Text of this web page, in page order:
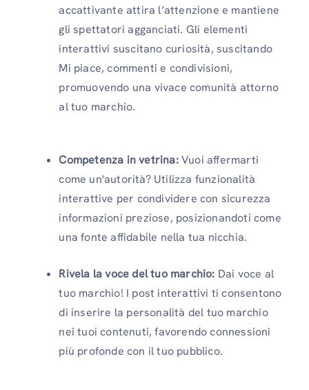
accattivante attira l’attenzione e mantiene
gli spettatori agganciati. Gli elementi
interattivi suscitano curiosità, suscitando
Mi piace, commenti e condivisioni,
promuovendo una vivace comunità attorno
al tuo marchio.
Competenza in vetrina:Vuoi affermarti
come un'autorità? Utilizza funzionalità
interattive per condividere con sicurezza
informazioni preziose, posizionandoti come
una fonte affidabile nella tua nicchia.
Rivela la voce del tuo marchio: Dai voce al
tuo marchio! I post interattivi ti consentono
di inserire la personalità del tuo marchio
nei tuoi contenuti, favorendo connessioni
più profonde con il tuo pubblico.